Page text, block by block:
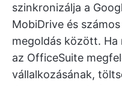
szinkronizálja a
MobiDrive és
megoldás között.
az OfficeSuite
vállalkozásának,